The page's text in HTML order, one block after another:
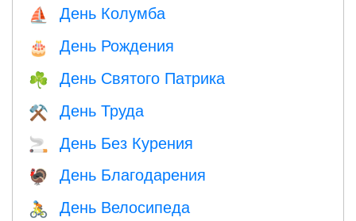
⛵️ День Колумба
🎂 День Рождения
☘️ День Святого Патрика
⚒️ День Труда
🚬 День Без Курения
🦃 День Благодарения
🚴 День Велосипеда